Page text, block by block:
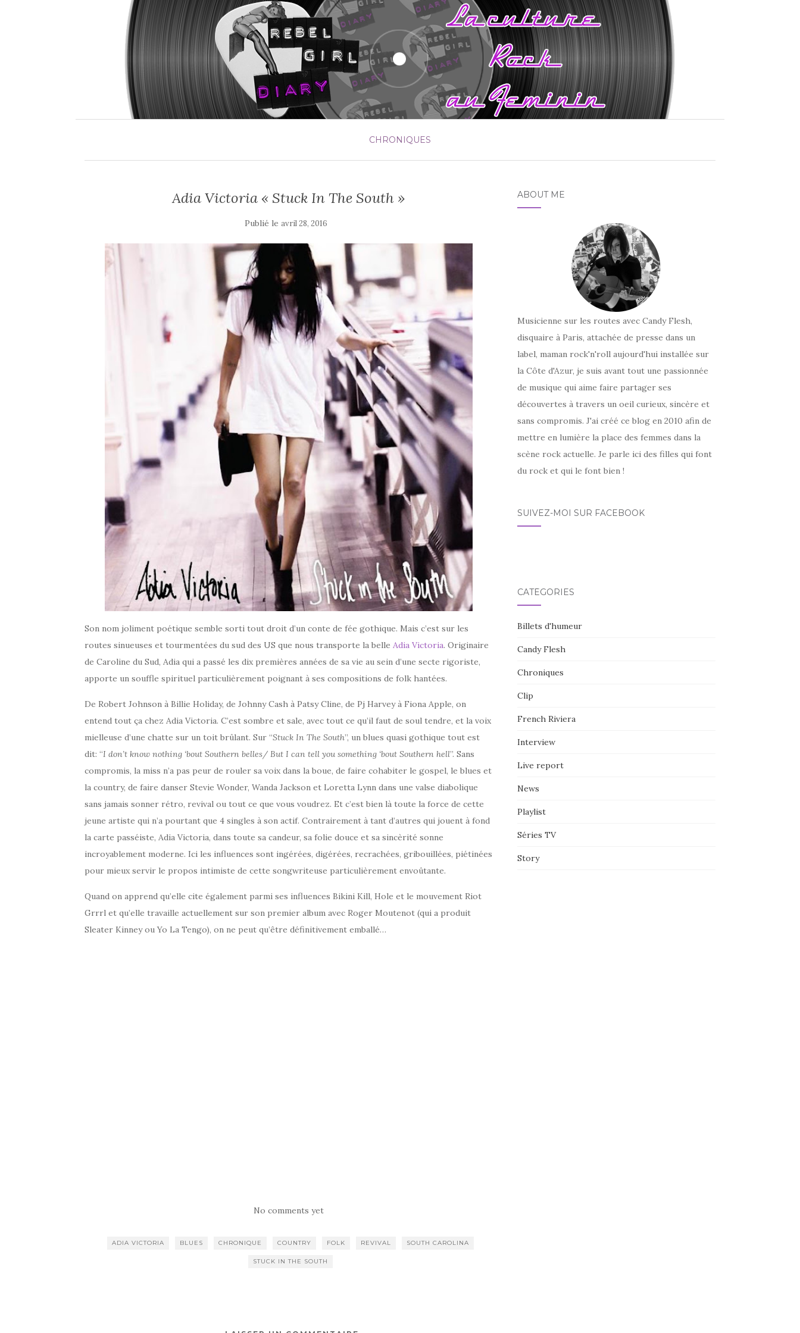
CHRONIQUES
Adia Victoria « Stuck In The South »
Publié le avril 28, 2016
Son nom joliment poétique semble sorti tout droit d’un conte de fée gothique. Mais c’est sur les
routes sinueuses et tourmentées du sud des US que nous transporte la belle Adia Victoria. Originaire
de Caroline du Sud, Adia qui a passé les dix premières années de sa vie au sein d’une secte rigoriste,
apporte un souffle spirituel particulièrement poignant à ses compositions de folk hantées.
De Robert Johnson à Billie Holiday, de Johnny Cash à Patsy Cline, de Pj Harvey à Fiona Apple, on
entend tout ça chez Adia Victoria. C’est sombre et sale, avec tout ce qu’il faut de soul tendre, et la voix
mielleuse d’une chatte sur un toit brûlant. Sur “Stuck In The South”, un blues quasi gothique tout est
dit: “I don’t know nothing ‘bout Southern belles/ But I can tell you something ‘bout Southern hell”. Sans
compromis, la miss n’a pas peur de rouler sa voix dans la boue, de faire cohabiter le gospel, le blues et
la country, de faire danser Stevie Wonder, Wanda Jackson et Loretta Lynn dans une valse diabolique
sans jamais sonner rétro, revival ou tout ce que vous voudrez. Et c’est bien là toute la force de cette
jeune artiste qui n’a pourtant que 4 singles à son actif. Contrairement à tant d’autres qui jouent à fond
la carte passéiste, Adia Victoria, dans toute sa candeur, sa folie douce et sa sincèrité sonne
incroyablement moderne. Ici les influences sont ingérées, digérées, recrachées, gribouillées, piétinées
pour mieux servir le propos intimiste de cette songwriteuse particulièrement envoûtante.
Quand on apprend qu’elle cite également parmi ses influences Bikini Kill, Hole et le mouvement Riot
Grrrl et qu’elle travaille actuellement sur son premier album avec Roger Moutenot (qui a produit
Sleater Kinney ou Yo La Tengo), on ne peut qu’être définitivement emballé…
No comments yet
ADIA VICTORIA BLUES CHRONIQUE COUNTRY FOLK REVIVAL SOUTH CAROLINA
STUCK IN THE SOUTH
ABOUT ME
Musicienne sur les routes avec Candy Flesh,
disquaire à Paris, attachée de presse dans un
label, maman rock'n'roll aujourd'hui installée sur
la Côte d'Azur, je suis avant tout une passionnée
de musique qui aime faire partager ses
découvertes à travers un oeil curieux, sincère et
sans compromis. J'ai créé ce blog en 2010 afin de
mettre en lumière la place des femmes dans la
scène rock actuelle. Je parle ici des filles qui font
du rock et qui le font bien !
SUIVEZ-MOI SUR FACEBOOK
CATÉGORIES
Billets d'humeur
Candy Flesh
Chroniques
Clip
French Riviera
Interview
Live report
News
Playlist
Séries TV
Story